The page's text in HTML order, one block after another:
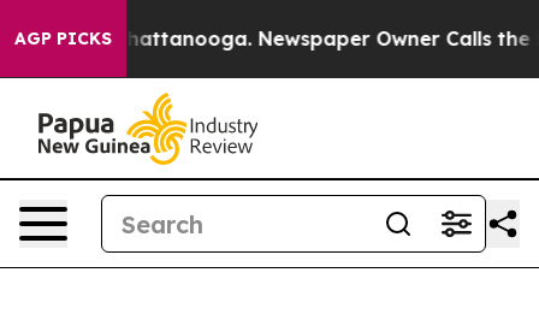
AGP PICKS
in Chattanooga. Newspaper Owner Calls the